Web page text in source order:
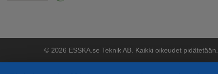
© 2026 ESSKA.se Teknik AB. Kaikki oikeudet pidätetään.